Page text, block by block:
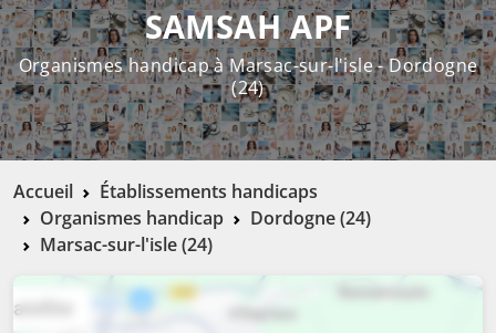
SAMSAH APF
Organismes handicap à Marsac-sur-l'isle - Dordogne
(24)
Accueil
Établissements handicaps
Organismes handicap
Dordogne (24)
Marsac-sur-l'isle (24)